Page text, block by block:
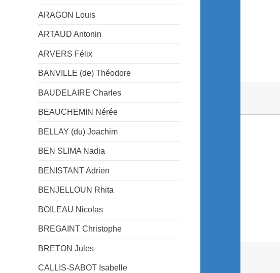
ARAGON Louis
ARTAUD Antonin
ARVERS Félix
BANVILLE (de) Théodore
BAUDELAIRE Charles
BEAUCHEMIN Nérée
BELLAY (du) Joachim
BEN SLIMA Nadia
BENISTANT Adrien
BENJELLOUN Rhita
BOILEAU Nicolas
BREGAINT Christophe
BRETON Jules
CALLIS-SABOT Isabelle